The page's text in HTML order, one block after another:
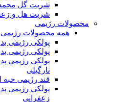
شربت گل
شربت هل و
محصولات رژیمی
همه محصولات رژیمی
پولکی رژیمی
پولکی رژیمی
پولکی رژیمی
نارگیلی
قند رژیمی حبه
پولکی رژیمی
زعفرانی